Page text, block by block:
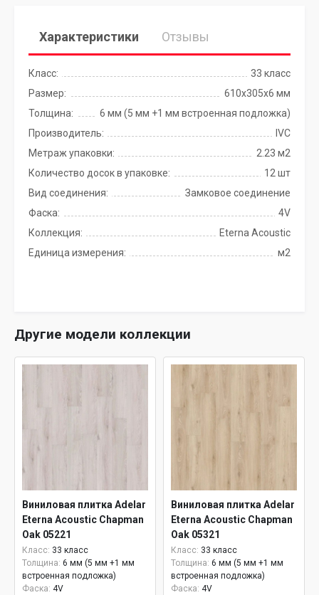
Характеристики Отзывы
Класс:
33 класс
Размер:
610x305x6 мм
Толщина:
6 мм (5 мм +1 мм встроенная подложка)
Производитель:
IVC
Метраж упаковки:
2.23 м2
Количество досок в упаковке:
12 шт
Вид соединения:
Замковое соединение
Фаска:
4V
Коллекция:
Eterna Acoustic
Единица измерения:
м2
Другие модели коллекции
Виниловая плитка Adelar
Eterna Acoustic Chapman
Oak 05221
Класс: 33 класс
Толщина: 6 мм (5 мм +1 мм
встроенная подложка)
Фаска: 4V
Виниловая плитка Adelar
Eterna Acoustic Chapman
Oak 05321
Класс: 33 класс
Толщина: 6 мм (5 мм +1 мм
встроенная подложка)
Фаска: 4V